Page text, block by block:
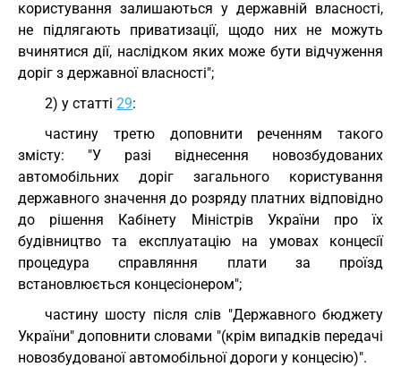
користування залишаються у державній власності,
не підлягають приватизації, щодо них не можуть
вчинятися дії, наслідком яких може бути відчуження
доріг з державної власності";
2) у статті 29:
частину третю доповнити реченням такого
змісту: "У разі віднесення новозбудованих
автомобільних доріг загального користування
державного значення до розряду платних відповідно
до рішення Кабінету Міністрів України про їх
будівництво та експлуатацію на умовах концесії
процедура справляння плати за проїзд
встановлюється концесіонером";
частину шосту після слів "Державного бюджету
України" доповнити словами "(крім випадків передачі
новозбудованої автомобільної дороги у концесію)".